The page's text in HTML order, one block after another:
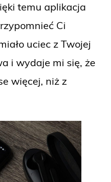
temu aplikacja
Ci
uciec z Twojej
i wydaje mi się, że
więcej, niż z